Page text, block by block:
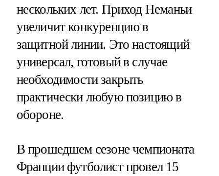
нескольких лет. Приход Неманьи
увеличит конкуренцию в
защитной линии. Это настоящий
универсал, готовый в случае
необходимости закрыть
практически любую позицию в
обороне.
В прошедшем сезоне чемпионата
Франции футболист провел 15